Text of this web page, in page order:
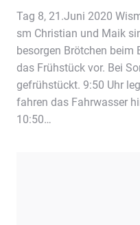
Tag 8, 21.Juni 2020
sm Christian und Maik
besorgen Brötchen beim
das Frühstück vor. Bei
gefrühstückt. 9:50 Uhr
fahren das Fahrwasser
10:50…